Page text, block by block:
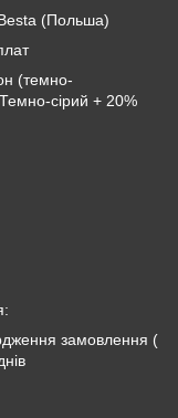
Besta (Польша)
сірий + 20%
замовлення (